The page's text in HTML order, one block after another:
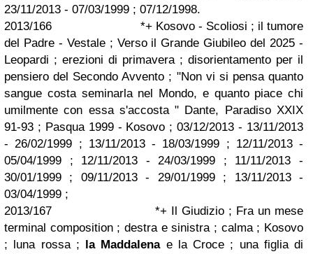
23/11/2013 - 07/03/1999 ; 07/12/1998.
2013/166 *+ Kosovo - Scoliosi ; il tumore
del Padre - Vestale ; Verso il Grande Giubileo del 2025 -
Leopardi ; erezioni di primavera ; disorientamento per il
pensiero del Secondo Avvento ; "Non vi si pensa quanto
sangue costa seminarla nel Mondo, e quanto piace chi
umilmente con essa s'accosta " Dante, Paradiso XXIX
91-93 ; Pasqua 1999 - Kosovo ; 03/12/2013 - 13/11/2013
- 26/02/1999 ; 13/11/2013 - 18/03/1999 ; 12/11/2013 -
05/04/1999 ; 12/11/2013 - 24/03/1999 ; 11/11/2013 -
30/01/1999 ; 09/11/2013 - 29/01/1999 ; 13/11/2013 -
03/04/1999 ;
2013/167 *+ Il Giudizio ; Fra un mese
terminal composition ; destra e sinistra ; calma ; Kosovo
; luna rossa ; la Maddalenae la Croce ; una figlia di